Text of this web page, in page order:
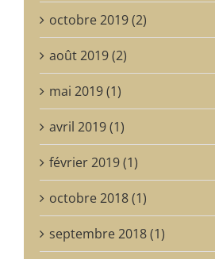
octobre 2019 (2)
août 2019 (2)
mai 2019 (1)
avril 2019 (1)
février 2019 (1)
octobre 2018 (1)
septembre 2018 (1)